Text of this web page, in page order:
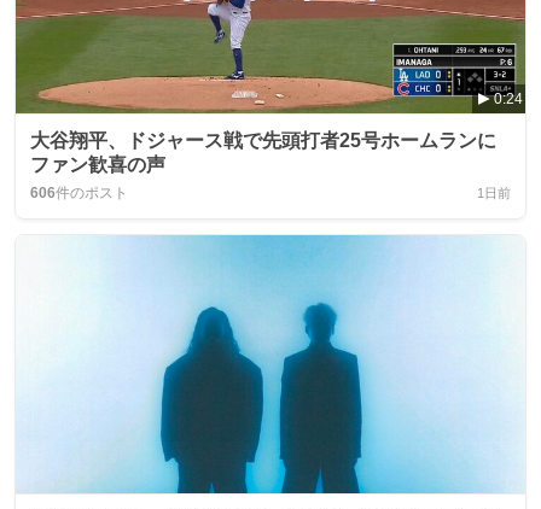
0:24
大谷翔平、ドジャース戦で先頭打者25号ホームランに
ファン歓喜の声
606件のポスト 1日前